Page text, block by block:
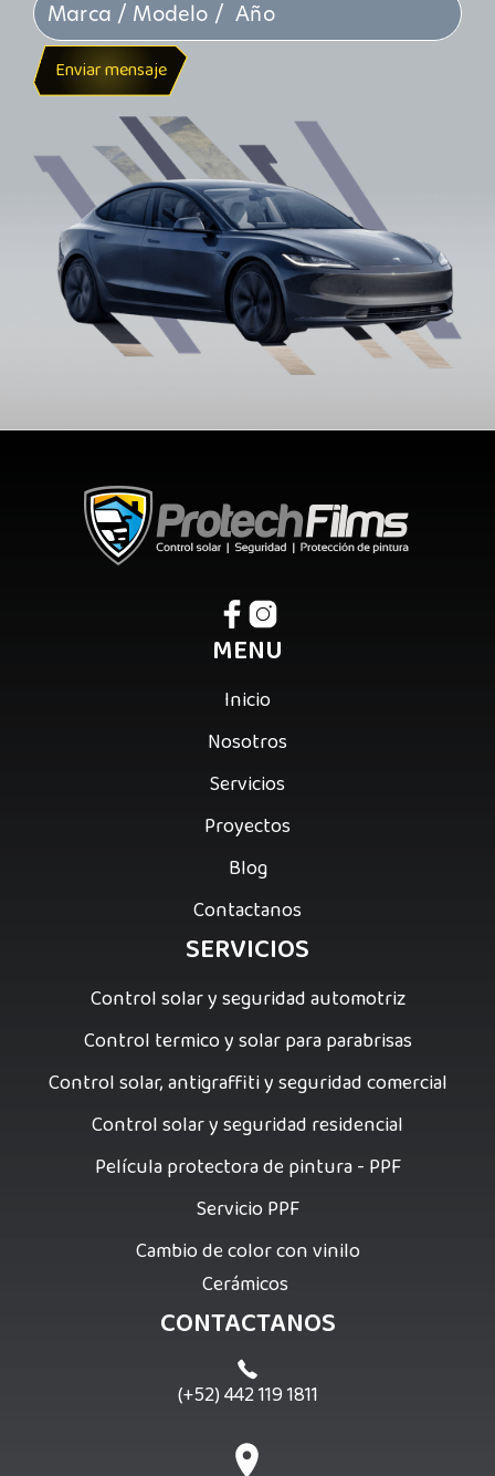
MENU
Inicio
Nosotros
Servicios
Proyectos
Blog
Contactanos
SERVICIOS
Control solar y seguridad automotriz
Control termico y solar para parabrisas
Control solar, antigraffiti y seguridad comercial
Control solar y seguridad residencial
Película protectora de pintura - PPF
Servicio PPF
Cambio de color con vinilo
Cerámicos
CONTACTANOS
(+52) 442 119 1811